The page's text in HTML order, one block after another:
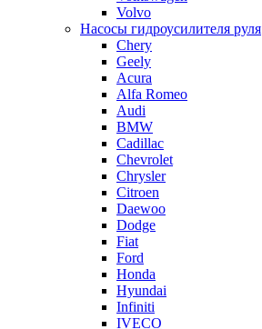
Volvo
Насосы гидроусилителя руля
Chery
Geely
Acura
Alfa Romeo
Audi
BMW
Cadillac
Chevrolet
Chrysler
Citroen
Daewoo
Dodge
Fiat
Ford
Honda
Hyundai
Infiniti
IVECO